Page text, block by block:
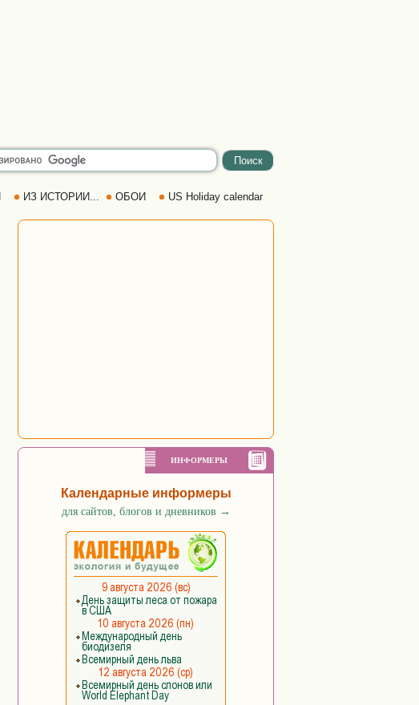
ИЗ ИСТОРИИ... ОБОИ US Holiday calendar
ИНФОРМЕРЫ
Календарные информеры
для сайтов, блогов и дневников →